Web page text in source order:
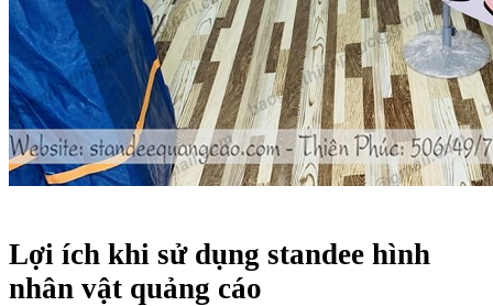
Lợi ích khi sử dụng standee hình
nhân vật quảng cáo